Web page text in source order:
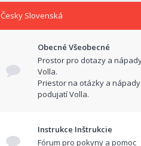
Česky Slovenská
Obecné Všeobecné
Prostor pro dotazy a
Volla.
Priestor na otázky a
podujatí Volla.
Instrukce Inštrukcie
Fórum pro pokyny a pomoc